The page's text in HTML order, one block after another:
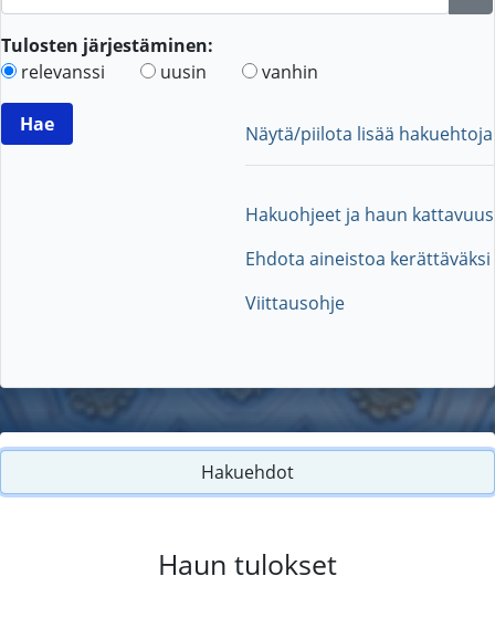
Tulosten järjestäminen:
relevanssi
uusin vanhin
Näytä/piilota lisää hakuehtoja
Hakuohjeet ja haun kattavuus
Ehdota aineistoa kerättäväksi
Viittausohje
Hakuehdot
Haun tulokset